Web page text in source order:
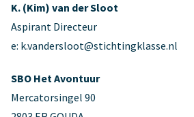
K. (Kim) van der Sloot
Aspirant Directeur
e: k.vandersloot@stichtingklasse.nl
SBO Het Avontuur
Mercatorsingel 90